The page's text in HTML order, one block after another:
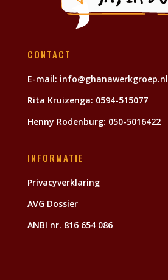
CONTACT
E-mail: info@ghanawerkgroep.nl
Rita Kruizenga: 0594-515077
Henny Rodenburg: 050-5016422
INFORMATIE
Privacyverklaring
AVG Dossier
ANBI nr. 816 654 086